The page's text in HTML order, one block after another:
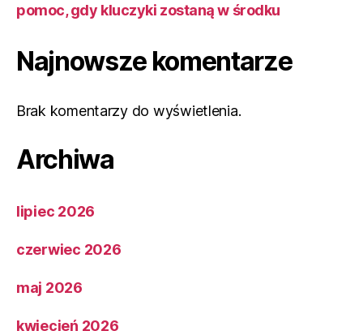
pomoc, gdy kluczyki zostaną w środku
Najnowsze komentarze
Brak komentarzy do wyświetlenia.
Archiwa
lipiec 2026
czerwiec 2026
maj 2026
kwiecień 2026